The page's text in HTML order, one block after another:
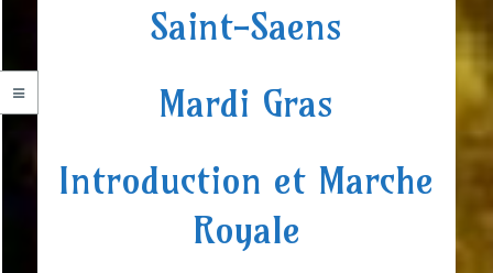
Saint-Saens
Mardi Gras
Introduction et Marche
Royale